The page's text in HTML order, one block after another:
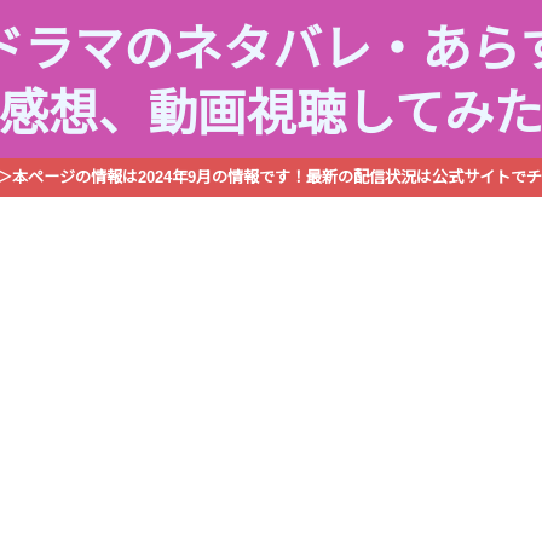
ラマのネタバレ・あら
感想、動画視聴してみた
本ページの情報は2024年9月の情報です！最新の配信状況は公式サイトで